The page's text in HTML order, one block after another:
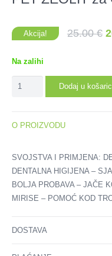
Akcija! 25.00€
Na zalihi
PET
Glodavce
Dodaj u
O PROIZVODU
SVOJSTVA I PRIMJENA:
DENTALNA HIGIJENA –
BOLJA PROBAVA – JAČE
MIRISE – POMOĆ KOD
DOSTAVA